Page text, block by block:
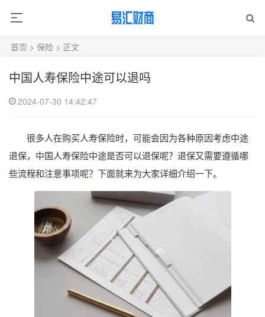
首页 > 保险 > 正文
中国人寿保险中途可以退吗
2024-07-30 14:42:47
很多人在购买人寿保险时，可能会因为各种原因考虑中途
退保，中国人寿保险中途是否可以退保呢？退保又需要遵循哪
些流程和注意事项呢？下面就来为大家详细介绍一下。